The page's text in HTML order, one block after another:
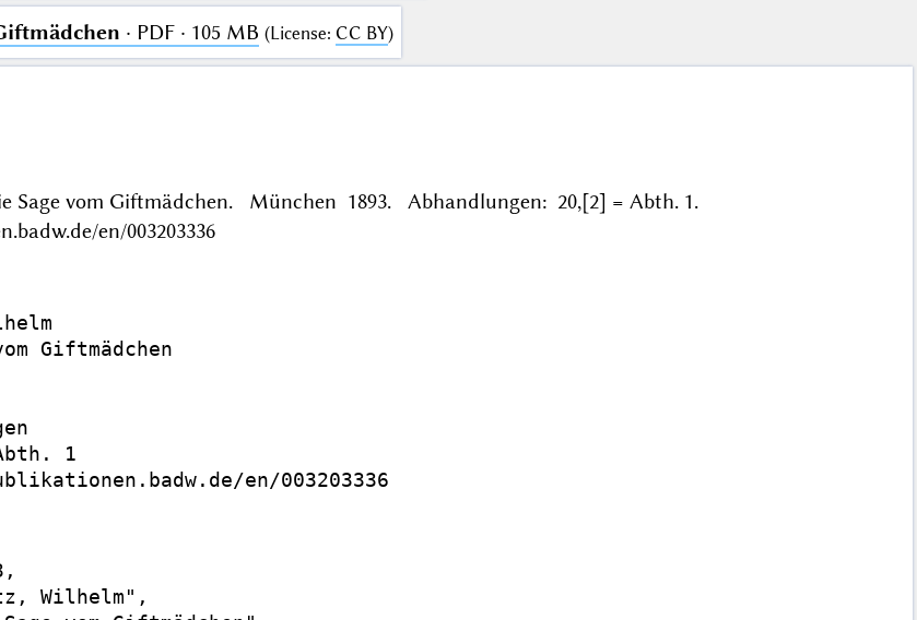
· PDF · 105 MB (License: CC BY)
Sage vom Giftmädchen. München 1893. Abhandlungen: 20,[2] = Abth. 1.
en/003203336
Giftmädchen
1
en/003203336
Wilhelm",